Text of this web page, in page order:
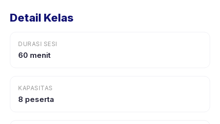
Detail Kelas
DURASI SESI
60 menit
KAPASITAS
8 peserta